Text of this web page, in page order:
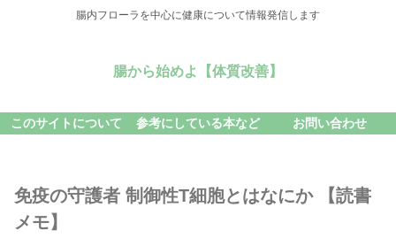
腸内フローラを中心に健康について情報発信します
腸から始めよ【体質改善】
このサイトについて 参考にしている本など お問い合わせ
免疫の守護者 制御性T細胞とはなにか 【読書
メモ】